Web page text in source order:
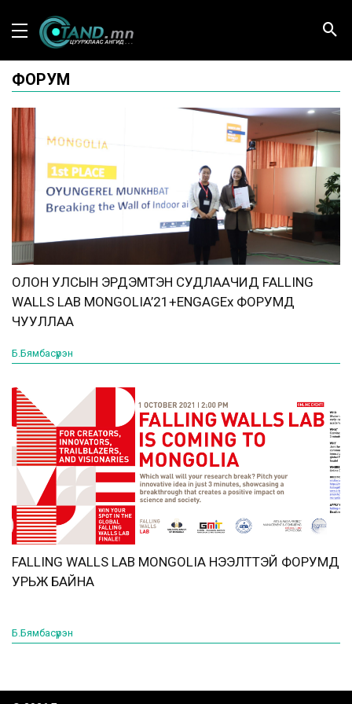
ФОРУМ
ОЛОН УЛСЫН ЭРДЭМТЭН СУДЛААЧИД FALLING
WALLS LAB MONGOLIA’21+ENGAGEx ФОРУМД
ЧУУЛЛАА
Б.Бямбасүрэн
FALLING WALLS LAB MONGOLIA НЭЭЛТТЭЙ ФОРУМД
УРЬЖ БАЙНА
Б.Бямбасүрэн